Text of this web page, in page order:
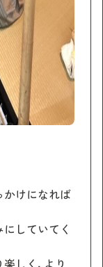
かけになれば
していてく
しく、より